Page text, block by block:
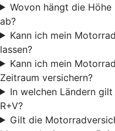
Wovon hängt die
ab?
Kann ich mein
lassen?
Kann ich mein
Zeitraum versichern?
In welchen Ländern
R+V?
Gilt die